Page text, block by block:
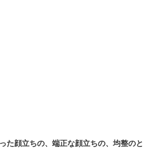
た顔立ちの、端正な顔立ちの、均整のと